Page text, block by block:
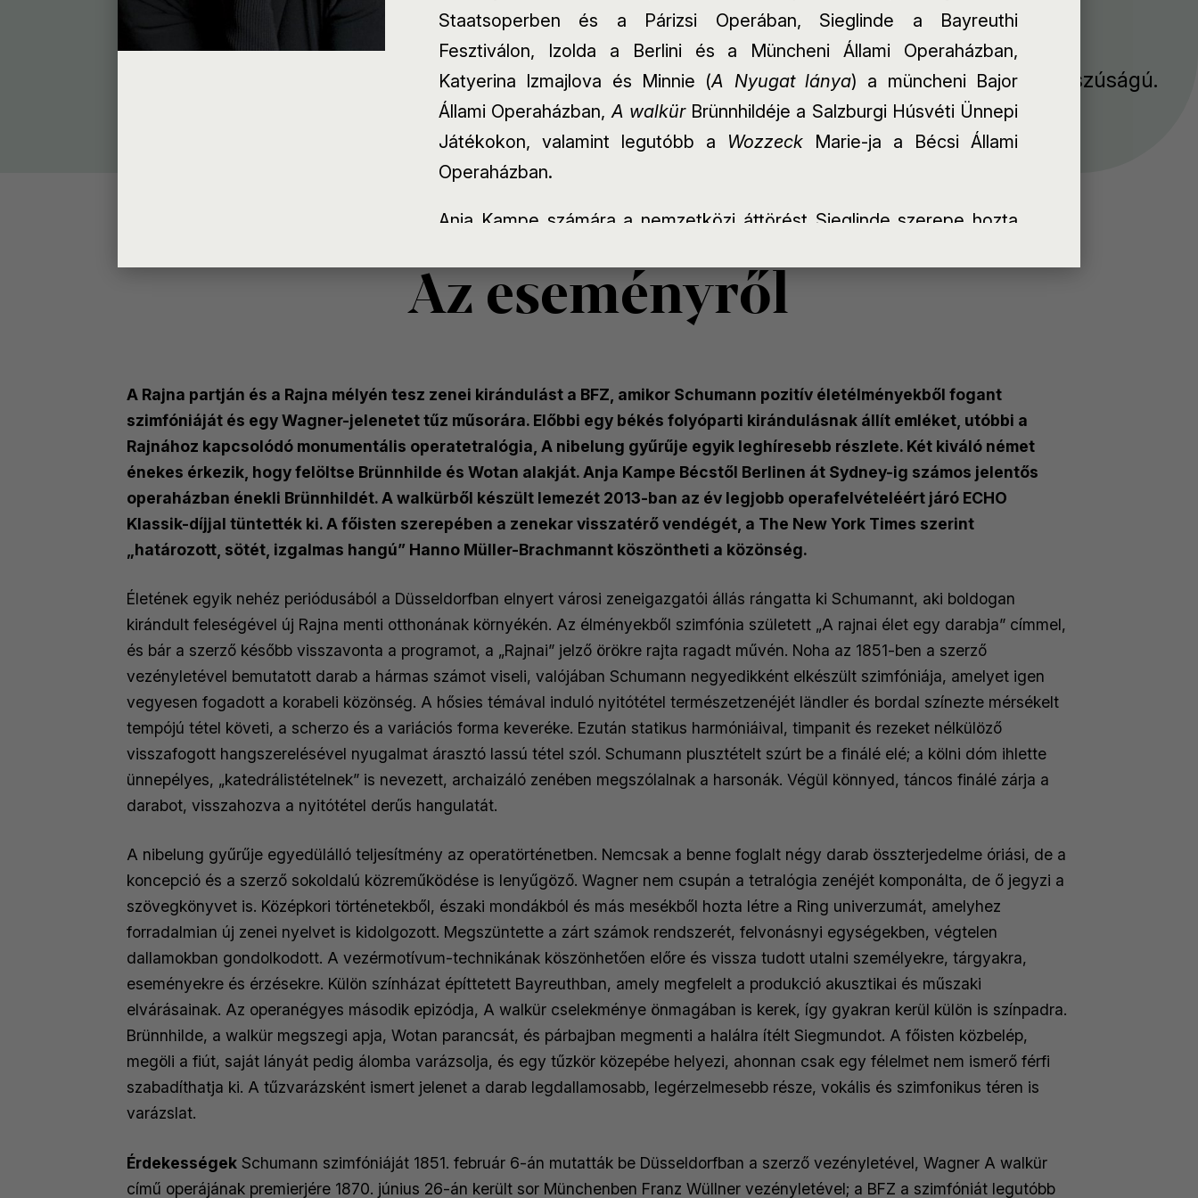
Bérletek: Széll bérlet, Solti bérlet
Az esemény körülbelül 90 perc hosszúságú.
Az eseményről
A Rajna partján és a Rajna mélyén tesz zenei kirándulást a BFZ, amikor Schumann pozitív életélményekből fogant
szimfóniáját és egy Wagner-jelenetet tűz műsorára. Előbbi egy békés folyóparti kirándulásnak állít emléket, utóbbi a
Rajnához kapcsolódó monumentális operatetralógia, A nibelung gyűrűje egyik leghíresebb részlete. Két kiváló német
énekes érkezik, hogy felöltse Brünnhilde és Wotan alakját. Anja Kampe Bécstől Berlinen át Sydney-ig számos jelentős
operaházban énekli Brünnhildét. A walkürből készült lemezét 2013-ban az év legjobb operafelvételéért járó ECHO
Klassik-díjjal tüntették ki. A főisten szerepében a zenekar visszatérő vendégét, a The New York Times szerint
„határozott, sötét, izgalmas hangú” Hanno Müller-Brachmannt köszöntheti a közönség.
Életének egyik nehéz periódusából a Düsseldorfban elnyert városi zeneigazgatói állás rángatta ki Schumannt, aki boldogan
kirándult feleségével új Rajna menti otthonának környékén. Az élményekből szimfónia született „A rajnai élet egy darabja” címmel,
és bár a szerző később visszavonta a programot, a „Rajnai” jelző örökre rajta ragadt művén. Noha az 1851-ben a szerző
vezényletével bemutatott darab a hármas számot viseli, valójában Schumann negyedikként elkészült szimfóniája, amelyet igen
vegyesen fogadott a korabeli közönség. A hősies témával induló nyitótétel természetzenéjét ländler és bordal színezte mérsékelt
tempójú tétel követi, a scherzo és a variációs forma keveréke. Ezután statikus harmóniáival, timpanit és rezeket nélkülöző
visszafogott hangszerelésével nyugalmat árasztó lassú tétel szól. Schumann plusztételt szúrt be a finálé elé; a kölni dóm ihlette
ünnepélyes, „katedrálistételnek” is nevezett, archaizáló zenében megszólalnak a harsonák. Végül könnyed, táncos finálé zárja a
darabot, visszahozva a nyitótétel derűs hangulatát.
A nibelung gyűrűje egyedülálló teljesítmény az operatörténetben. Nemcsak a benne foglalt négy darab összterjedelme óriási, de a
koncepció és a szerző sokoldalú közreműködése is lenyűgöző. Wagner nem csupán a tetralógia zenéjét komponálta, de ő jegyzi a
szövegkönyvet is. Középkori történetekből, északi mondákból és más mesékből hozta létre a Ring univerzumát, amelyhez
forradalmian új zenei nyelvet is kidolgozott. Megszüntette a zárt számok rendszerét, felvonásnyi egységekben, végtelen
dallamokban gondolkodott. A vezérmotívum-technikának köszönhetően előre és vissza tudott utalni személyekre, tárgyakra,
eseményekre és érzésekre. Külön színházat építtetett Bayreuthban, amely megfelelt a produkció akusztikai és műszaki
elvárásainak. Az operanégyes második epizódja, A walkür cselekménye önmagában is kerek, így gyakran kerül külön is színpadra.
Brünnhilde, a walkür megszegi apja, Wotan parancsát, és párbajban megmenti a halálra ítélt Siegmundot. A főisten közbelép,
megöli a fiút, saját lányát pedig álomba varázsolja, és egy tűzkör közepébe helyezi, ahonnan csak egy félelmet nem ismerő férfi
szabadíthatja ki. A tűzvarázsként ismert jelenet a darab legdallamosabb, legérzelmesebb része, vokális és szimfonikus téren is
varázslat.
Érdekességek Schumann szimfóniáját 1851. február 6-án mutatták be Düsseldorfban a szerző vezényletével, Wagner A walkür
című operájának premierjére 1870. június 26-án került sor Münchenben Franz Wüllner vezényletével; a BFZ a szimfóniát legutóbb
számítógépe böngészőjében.
Beállítások kezelése Beleegyezés
Staatsoperben és a Párizsi Operában, Sieglinde a Bayreuthi
Fesztiválon, Izolda a Berlini és a Müncheni Állami Operaházban,
Katyerina Izmajlova és Minnie (A Nyugat lánya) a müncheni Bajor
Állami Operaházban,A walkürBrünnhildéje a Salzburgi Húsvéti Ünnepi
Játékokon, valamint legutóbb a Wozzeck Marie-ja a Bécsi Állami
Operaházban.
Anja Kampe számára a nemzetközi áttörést Sieglinde szerepe hozta
Domingo oldalán. Sieglinde mellett Senta szerepe is központi helyet
kapott a karrierjében. Énekelte New Yorkban, Münchenben,
Ugyancsak Sentát alakította a milánói La Scala Daniel Barenboim
vezényelte évadnyitó előadásában. Barenboim irányításával debütált
Tosca és Kundry szerepében is a Berlini Állami Operaházban, majd
Kundry megformálásával további sikereket ért el a madridi Teatro
Realban, valamint a Párizsi Opera és a Bécsi Állami Operaház
színpadán.
Anja Kampe repertoárja olyan szerepeket is tartalmaz, mint Liza (A pikk
dáma), Jenůfa, Ariadné (Ariadné Naxoszban ), Carlotta ( A
megbélyegzettek) és Tosca. 2017-ben tovább növelte nemzetközi
hírnevét: hatalmas sikert aratott Katyerina Izmajlova szerepében Kirill
Petrenko vezénylete mellett a müncheni Bajor Állami Operaházban,
valamintA walkürBrünnhildéjeként Christian Thielemann irányításával a
Salzburgi Húsvéti Ünnepi Játékokon. Mindkét előadás az év
legkiemelkedőbb operaeseményei közé tartozott.